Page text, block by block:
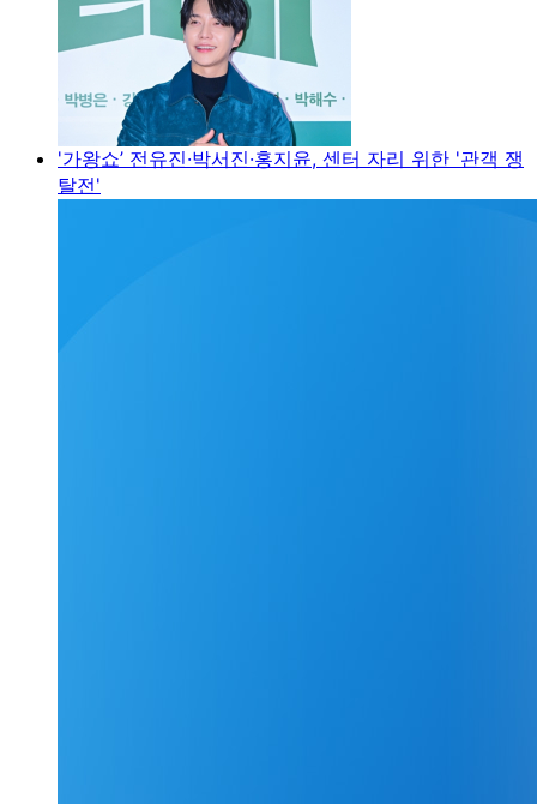
'가왕쇼’ 전유진·박서진·홍지윤, 센터 자리 위한 '관객 쟁
탈전'